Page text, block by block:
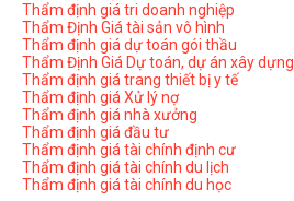
Thẩm định giá tri doanh nghiệp
Thẩm Định Giá tài sản vô hình
Thẩm định giá dự toán gói thầu
Thẩm Định Giá Dự toán, dự án xây dựng
Thẩm định giá trang thiết bị y tế
Thẩm định giá Xử lý nợ
Thẩm định giá nhà xưởng
Thẩm định giá đầu tư
Thẩm định giá tài chính định cư
Thẩm định giá tài chính du lịch
Thẩm định giá tài chính du học